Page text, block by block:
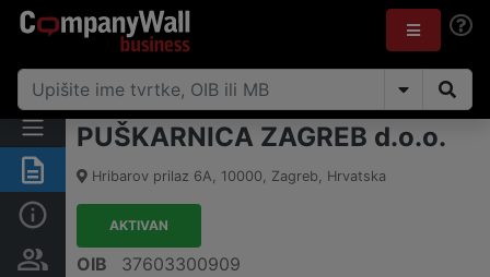
Sažetak
Osobe i vlasništvo
PUŠKARNICA ZAGREB d.o.o.
Hribarov prilaz 6A, 10000, Zagreb, Hrvatska
AKTIVAN
OIB
37603300909